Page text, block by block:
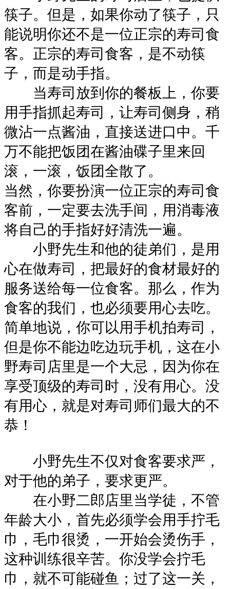
筷子。但是，如果你动了筷子，只
能说明你还不是一位正宗的寿司食
客。正宗的寿司食客，是不动筷
子，而是动手指。
当寿司放到你的餐板上，你要
用手指抓起寿司，让寿司侧身，稍
微沾一点酱油，直接送进口中。千
万不能把饭团在酱油碟子里来回
滚，一滚，饭团全散了。
当然，你要扮演一位正宗的寿司食
客前，一定要去洗手间，用消毒液
将自己的手指好好清洗一遍。
小野先生和他的徒弟们，是用
心在做寿司，把最好的食材最好的
服务送给每一位食客。那么，作为
食客的我们，也必须要用心去吃。
简单地说，你可以用手机拍寿司，
但是你不能边吃边玩手机，这在小
野寿司店里是一个大忌，因为你在
享受顶级的寿司时，没有用心。没
有用心，就是对寿司师们最大的不
恭！
小野先生不仅对食客要求严，
对于他的弟子，要求更严。
在小野二郎店里当学徒，不管
年龄大小，首先必须学会用手拧毛
巾，毛巾很烫，一开始会烫伤手，
这种训练很辛苦。你没学会拧毛
巾，就不可能碰鱼；过了这一关，